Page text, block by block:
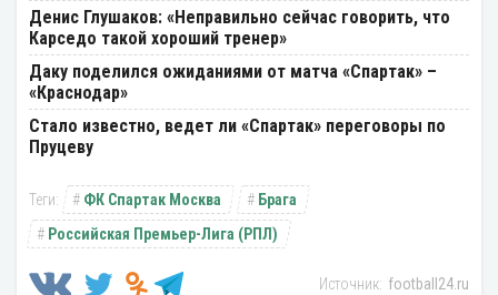
Денис Глушаков: «Неправильно сейчас говорить, что
Карседо такой хороший тренер»
Даку поделился ожиданиями от матча «Спартак» –
«Краснодар»
Стало известно, ведет ли «Спартак» переговоры по
Пруцеву
ФК Спартак Москва
Брага
Российская Премьер-Лига (РПЛ)
football24.ru